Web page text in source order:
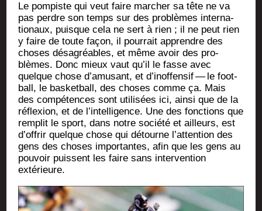
Le pom­piste qui veut faire mar­cher sa tête ne va
pas perdre son temps sur des pro­blèmes inter­na­
tio­naux, puisque cela ne sert à rien ; il ne peut rien
y faire de toute façon, il pour­rait apprendre des
choses désa­gréables, et même avoir des pro­
blèmes. Donc mieux vaut qu’il le fasse avec
quelque chose d’amusant, et d’inoffensif — le foot­
ball, le bas­ket­ball, des choses comme ça. Mais
des com­pé­tences sont uti­li­sées ici, ain­si que de la
réflexion, et de l’intelligence. Une des fonc­tions que
rem­plit le sport, dans notre socié­té et ailleurs, est
d’offrir quelque chose qui détourne l’attention des
gens des choses impor­tantes, afin que les gens au
pou­voir puissent les faire sans inter­ven­tion
extérieure.